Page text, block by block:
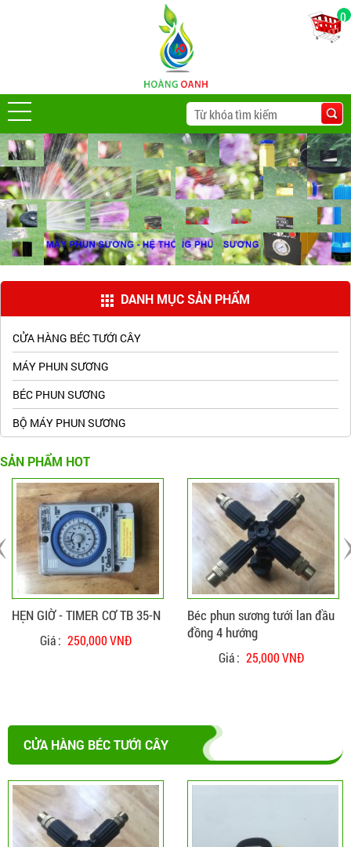
0
DANH MỤC SẢN PHẨM
CỬA HÀNG BÉC TƯỚI CÂY
MÁY PHUN SƯƠNG
BÉC PHUN SƯƠNG
BỘ MÁY PHUN SƯƠNG
SẢN PHẨM HOT
CHI TIẾT
HẸN GIỜ - TIMER CƠ TB 35-N
Giá : 250,000 VNĐ
CHI TIẾT
Béc phun sương tưới lan đầu
đồng 4 hướng
Giá : 25,000 VNĐ
ĐẶT HÀNG ĐẶT HÀNG
CỬA HÀNG BÉC TƯỚI CÂY